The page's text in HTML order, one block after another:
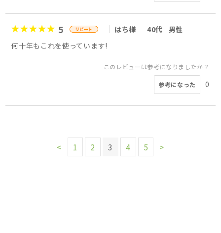
5 はち様 40代
男性
何十年もこれを使っています!
このレビューは参考になりましたか？
参考になった 0
< 1 2 3 4 5 >